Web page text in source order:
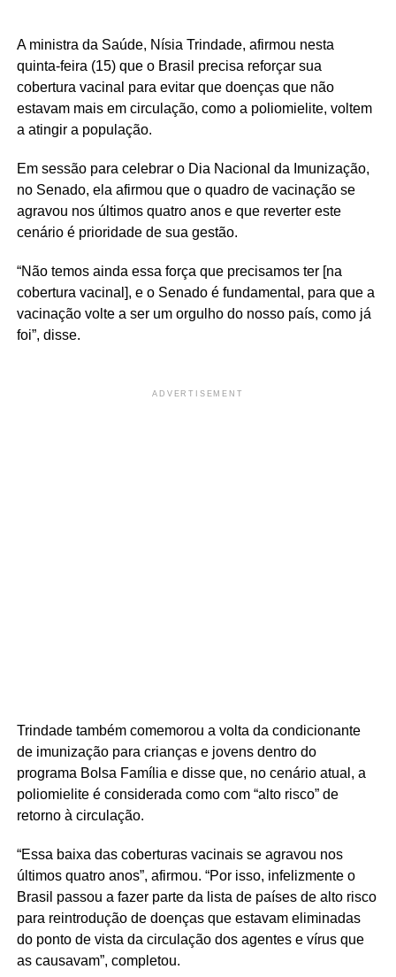
A ministra da Saúde, Nísia Trindade, afirmou nesta
quinta-feira (15) que o Brasil precisa reforçar sua
cobertura vacinal para evitar que doenças que não
estavam mais em circulação, como a poliomielite, voltem
a atingir a população.
Em sessão para celebrar o Dia Nacional da Imunização,
no Senado, ela afirmou que o quadro de vacinação se
agravou nos últimos quatro anos e que reverter este
cenário é prioridade de sua gestão.
“Não temos ainda essa força que precisamos ter [na
cobertura vacinal], e o Senado é fundamental, para que a
vacinação volte a ser um orgulho do nosso país, como já
foi”, disse.
ADVERTISEMENT
Trindade também comemorou a volta da condicionante
de imunização para crianças e jovens dentro do
programa Bolsa Família e disse que, no cenário atual, a
poliomielite é considerada como com “alto risco” de
retorno à circulação.
“Essa baixa das coberturas vacinais se agravou nos
últimos quatro anos”, afirmou. “Por isso, infelizmente o
Brasil passou a fazer parte da lista de países de alto risco
para reintrodução de doenças que estavam eliminadas
do ponto de vista da circulação dos agentes e vírus que
as causavam”, completou.